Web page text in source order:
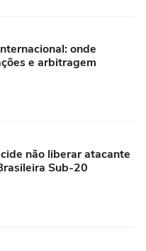
onde
e arbitragem
não liberar atacante
Sub-20